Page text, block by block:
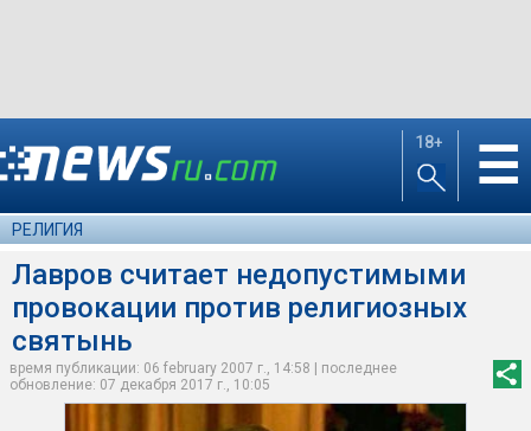
18+ ☰
РЕЛИГИЯ
Лавров считает недопустимыми
провокации против религиозных
святынь
время публикации: 06 february 2007 г., 14:58 | последнее
обновление: 07 декабря 2017 г., 10:05